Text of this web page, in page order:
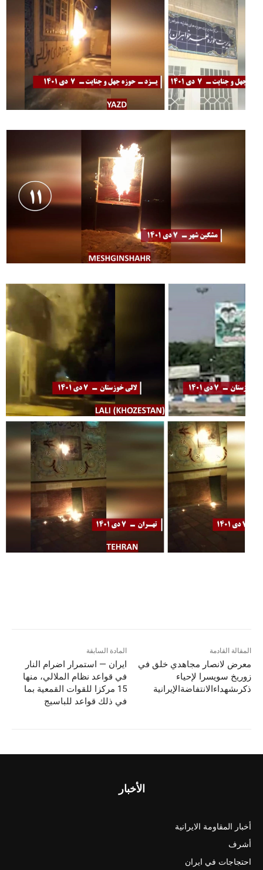
المادة السابقة
ایران — استمرار اضرام النار
في قواعد نظام الملالي، منها
15 مرکزا للقوات القمعیة بما
في ذلك قواعد للباسيج
المقالة القادمة
معرض لانصار مجاهدي خلق في
زوريخ سويسرا لإحياء
ذكرىشهداءالانتفاضةالإيرانية
الأخبار
أخبار المقاومة الايرانية
أشرف
احتجاجات في ايران